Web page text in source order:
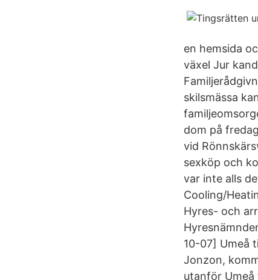
en hemsida
växel Jur
skilsmässa
dom på
vid
sexköp och
var inte alls
Cooling/
Hyres- och
10-07] Umeå
Jonzon,
utanför